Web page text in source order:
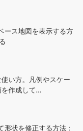
ース地図を表示する方
い方。凡例やスケー
を作成して…
形状を修正する方法：